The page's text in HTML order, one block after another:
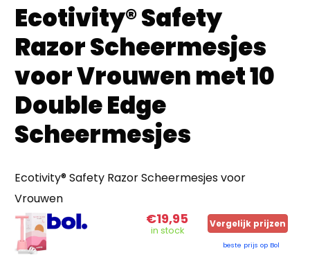
Ecotivity® Safety
Razor Scheermesjes
voor Vrouwen met 10
Double Edge
Scheermesjes
Ecotivity® Safety Razor Scheermesjes voor
Vrouwen
€19,95
in stock
Vergelijk prijzen
beste prijs op Bol